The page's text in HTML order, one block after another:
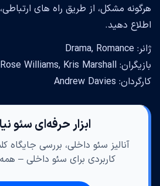
هرگونه مشکل، از طریق راه های
اطلاع دهید.
ژانر: Drama, Romance
بازیگران: Crystal Clarke, Rose Williams, Kris Marshall
کارگردان: Andrew Davies
ابزار حرفه‌ای سئو
آنالیز سئو داخلی، بررسی جایگاه
کاربردی برای سئو داخلی –